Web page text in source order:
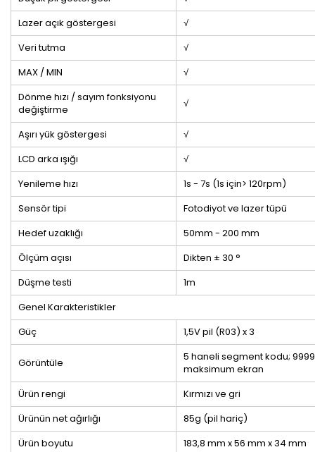
Lazer açık göstergesi
√
Veri tutma
√
MAX / MIN
√
Dönme hızı / sayım fonksiyonu
değiştirme
√
Aşırı yük göstergesi
√
LCD arka ışığı
√
Yenileme hızı
1s - 7s (1s için> 120rpm)
Sensör tipi
Fotodiyot ve lazer tüpü
Hedef uzaklığı
50mm - 200 mm
Ölçüm açısı
Dikten ± 30 °
Düşme testi
1m
Genel Karakteristikler
Güç
1,5V pil (R03) x 3
Görüntüle 5 haneli segment kodu;
maksimum ekran
Ürün rengi
Kırmızı ve gri
Ürünün net ağırlığı
85g (pil hariç)
Ürün boyutu
183,8 mm x 56 mm x 34 mm